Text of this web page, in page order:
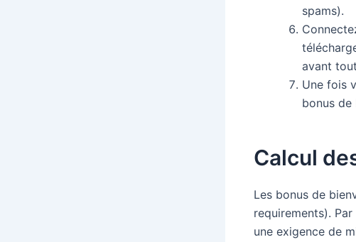
spams).
avant
Une fois
bonus de
Calcul
Les bonus de
requirements).
une exigence de